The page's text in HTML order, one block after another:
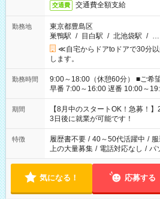
交通費 交通費全額支給
勤務地
東京都豊島区
巣鴨駅 / 目白駅 / 北池袋駅 / …
≪自宅からドアtoドアで30分
します。
勤務時間
9:00～18:00（休憩60分） ■ご希望があれば下記シフトもOK！
早番 7:00～16:00 遅番 10:00～19:00
と休みを合わせたい」 「余裕を
「できれば残業はしたくない」
ね。 ※Wワーク希望の方へ 今ご覧のお仕事で希望する勤務時間
と、もう1つのお仕事の勤務時間
合は応募できません。
期間
【8月中のスタートOK！急募！
3日後に就業が可能です！
特徴 履歴書不要 / 40～50代活躍中 /
上の大量募集 / 電話対応なし / パ
気になる！ 応募する